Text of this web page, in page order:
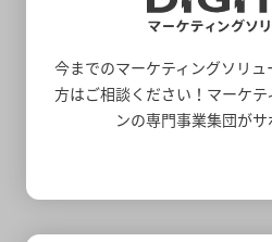
今までのマーケティングソリ
方はご相談ください！マーケ
ンの専門事業集団がサ